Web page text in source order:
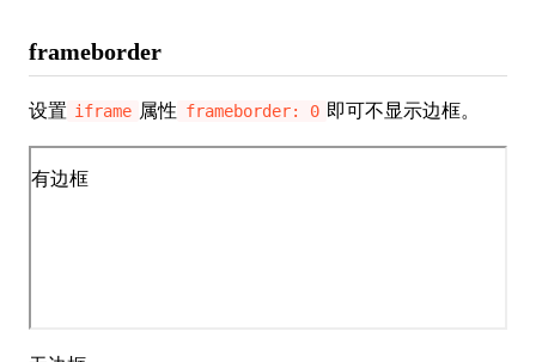
frameborder
设置 iframe 属性 frameborder: 0 即可不显示边框。